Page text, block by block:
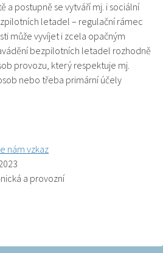
a postupně se vytváří mj. i sociální
letadel – regulační rámec
může vyvíjet i zcela opačným
bezpilotních letadel rozhodně
provozu, který respektuje mj.
nebo třeba primární účely
nám vzkaz
a provozní